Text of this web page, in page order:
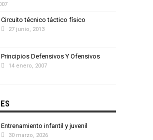
Circuito técnico táctico físico
27 junio, 2013
Principios Defensivos Y Ofensivos
14 enero, 2007
Entrenamiento infantil y juvenil
30 marzo, 2026